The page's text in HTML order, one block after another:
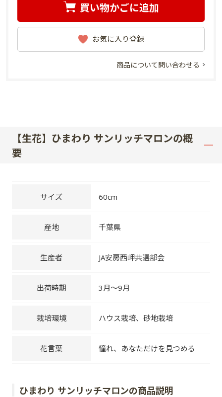
買い物かごに追加
お気に入り登録
商品について問い合わせる
【生花】ひまわり サンリッチマロンの概
要
サイズ 60cm
産地 千葉県
生産者 JA安房西岬共選部会
出荷時期 3月～9月
栽培環境 ハウス栽培、砂地栽培
花言葉 憧れ、あなただけを見つめる
ひまわり サンリッチマロンの商品説明